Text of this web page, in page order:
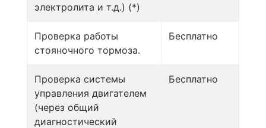
электролита и т.д.) (*)
Проверка работы
стояночного тормоза.
Бесплатно
Проверка системы
управления двигателем
(через общий
диагностический
Бесплатно